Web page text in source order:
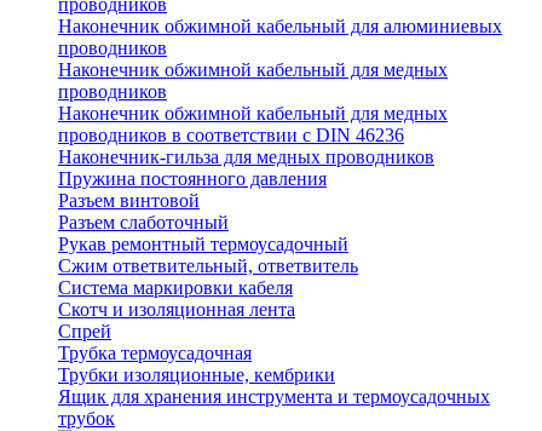
проводников
Наконечник обжимной кабельный для алюминиевых
проводников
Наконечник обжимной кабельный для медных
проводников
Наконечник обжимной кабельный для медных
проводников в соответствии с DIN 46236
Наконечник-гильза для медных проводников
Пружина постоянного давления
Разъем винтовой
Разъем слаботочный
Рукав ремонтный термоусадочный
Сжим ответвительный, ответвитель
Система маркировки кабеля
Скотч и изоляционная лента
Спрей
Трубка термоусадочная
Трубки изоляционные, кембрики
Ящик для хранения инструмента и термоусадочных
трубок